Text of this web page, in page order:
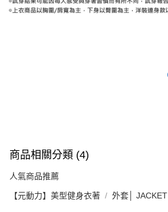
商品相關分類 (4)
人氣商品推薦
【元動力】美型健身衣著 外套│ JACKET